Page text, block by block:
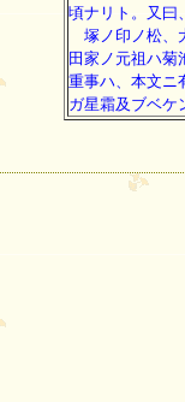
頃ナリト。又曰
塚ノ印ノ松、
田家ノ元祖ハ菊
重事ハ、本文ニ
ガ星霜及ブベケ